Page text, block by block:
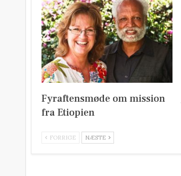
Fyraftensmøde om mission
fra Etiopien
FORRIGE NÆSTE